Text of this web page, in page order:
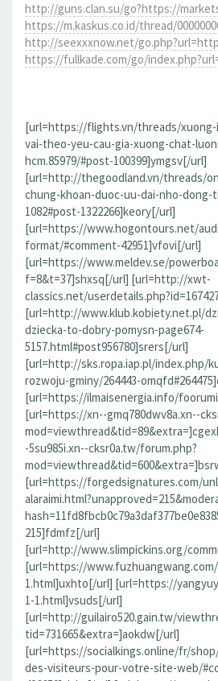
http://guns.clan.su/go?https://
https://m.kaskus.co.id/thread/
http://seexxxnow.net/
https://fullkade.com/go/
[url=https://flights.vn/threads/xuong-
vai-theo-yeu-cau-gia-xuong-chat-
hcm.85979/#post-100399]ymgsv[/url]
[url=http://thegoodland.vn/threads/
chung-khoan-duoc-uu-dai-nho-dong-
1082#post-1322266]keory[/url]
[url=https://www.hogontours.net/
format/#comment-42951]vfovi[/url]
[url=https://www.meldev.se/
f=8&t=37]shxsq[/url] [url=http://xwt-
classics.net/
[url=http://www.klub.kobiety.net.pl/
dziecka-to-dobry-pomysn-page674-
5157.html#post956780]srers[/url]
[url=http://sks.ropa.iap.pl/index.php/
rozwoju-gminy/264443-
[url=https://ilmaisenergia.info/
[url=https://xn--gmq780dwv8a.xn--
-5su985i.xn--cksr0a.tw/forum.php?
[url=https://forgedsignatures.com/
215]fdmfz[/url]
[url=http://www.slimpickins.org/
[url=https://
1.html]uxhto[/url] [url=https://
1-1.html]vsuds[/url]
[url=http://guilairo520.gain.tw/
tid=731665&extra=]aokdw[/url]
[url=https://socialkings.online/fr/
des-visiteurs-pour-votre-site-web/